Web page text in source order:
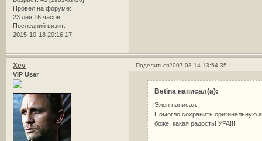
Провел на форуме:
23 дня 16 часов
Последний визит:
2015-10-18 20:16:17
Поделиться2007-03-14 13:54:35
Xev
VIP User
Betina написал(а):
Элен написал:
Помогло сохранить оригинальную
боже, какая радость! УРА!!!